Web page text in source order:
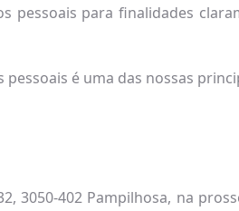
pessoais para finalidades
é uma das nossas
3050-402 Pampilhosa, na